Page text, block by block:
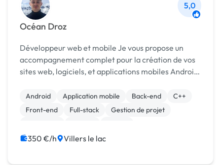
Océan Droz
5,0
Développeur web et mobile Je vous propose un
accompagnement complet pour la création de vos
sites web, logiciels, et applications mobiles Android
de votre projet (UX/UI) ✨️ - Développement d...
Android Application mobile Back-end
C++
Front-end
Full-stack
Gestion de projet
350 €/h Villers le lac